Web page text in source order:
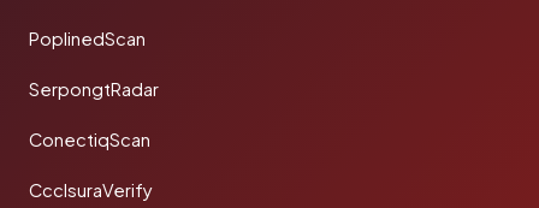
PoplinedScan
SerpongtRadar
ConectiqScan
CcclsuraVerify